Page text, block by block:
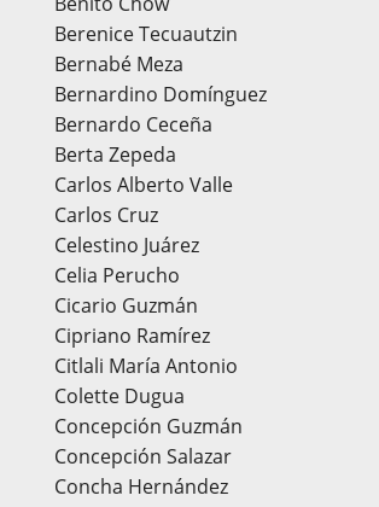
Berenice Tecuautzin
Bernabé Meza
Bernardino Domínguez
Bernardo Ceceña
Berta Zepeda
Carlos Alberto Valle
Carlos Cruz
Celestino Juárez
Celia Perucho
Cicario Guzmán
Cipriano Ramírez
Citlali María Antonio
Colette Dugua
Concepción Guzmán
Concepción Salazar
Concha Hernández